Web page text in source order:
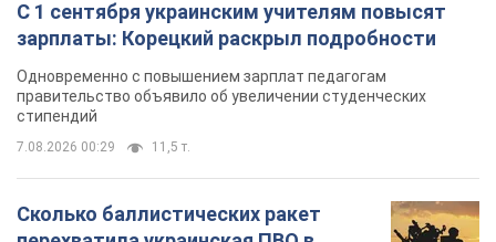
перехватила украинская ПВО в
июле: в Минобороны назвали цифру
Украинская ПВО работала в условиях
дефицита ракет-перехватчиков
Аурика Ротару через суд изменила
свою пенсию, на которую ранее